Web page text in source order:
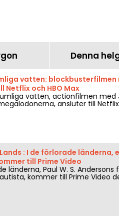
Denna
vatten: blockbusterfilmen
Netflix och HBO Max
vatten, actionfilmen med
ansluter till
: I de förlorade länderna,
till Prime Video
länderna, Paul W. S.
kommer till Prime Video